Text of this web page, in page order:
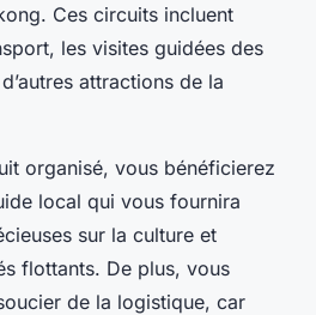
Ces circuits incluent
les visites guidées des
attractions de la
organisé, vous bénéficierez
local qui vous fournira
sur la culture et
flottants. De plus, vous
de la logistique, car